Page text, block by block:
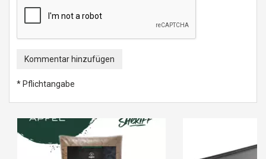
Kommentar hinzufügen
* Pflichtangabe